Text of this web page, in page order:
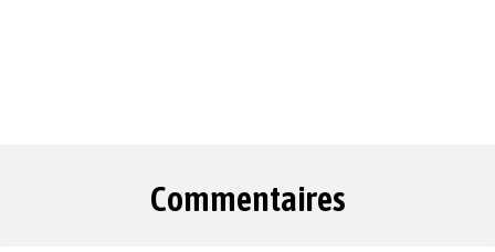
Commentaires